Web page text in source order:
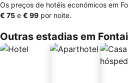
Os preços de hotéis económicos em
‎€ 75 e ‎€ 99 por noite.
Outras estadias em